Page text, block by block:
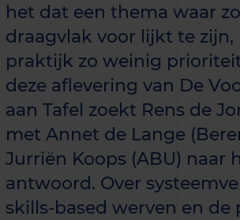
het dat een thema waar
draagvlak voor lijkt te zijn,
praktijk zo weinig
deze aflevering van De
aan Tafel zoekt Rens de
met Annet de Lange
Jurriën Koops (ABU) naar
antwoord. Over
skills-based werven en de